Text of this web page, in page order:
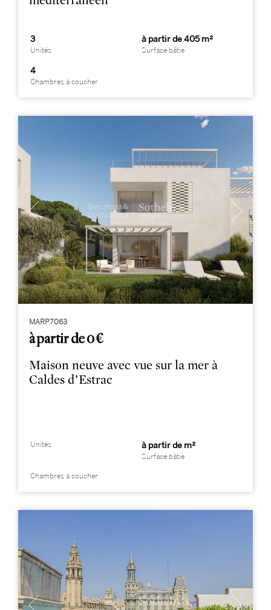
3
Unités
à partir de 405 m²
Surface bâtie
4
Chambres à coucher
MARP7063
à partir de 0 €
Maison neuve avec vue sur la mer à
Caldes d’Estrac
Unités à partir de m²
Surface bâtie
Chambres à coucher